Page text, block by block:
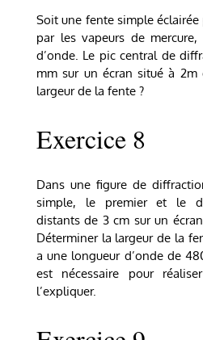
Soit une fente simple
par les vapeurs de
d’onde. Le pic central de
mm sur un écran situé à
largeur de la fente ?
Exercice 8
Dans une figure de
simple, le premier et le
distants de 3 cm sur un
Déterminer la largeur de la
a une longueur d’onde de
est nécessaire pour
l’expliquer.